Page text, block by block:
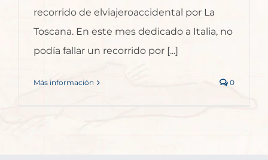
recorrido de elviajeroaccidental por La
Toscana. En este mes dedicado a Italia, no
podía fallar un recorrido por [...]
Más información 0